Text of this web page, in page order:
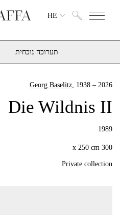
HE
תערוכה נוכחית
Georg Baselitz, 1938 – 2026
Die Wildnis II
1989
300 x 250 cm
Private collection